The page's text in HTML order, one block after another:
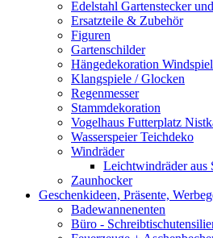
Edelstahl Gartenstecker
Ersatzteile & Zubehör
Figuren
Gartenschilder
Hängedekoration
Klangspiele / Glocken
Regenmesser
Stammdekoration
Vogelhaus Futterplatz
Wasserspeier Teichdeko
Windräder
Leichtwindräder aus
Zaunhocker
Geschenkideen, Präsente,
Badewannenenten
Büro -